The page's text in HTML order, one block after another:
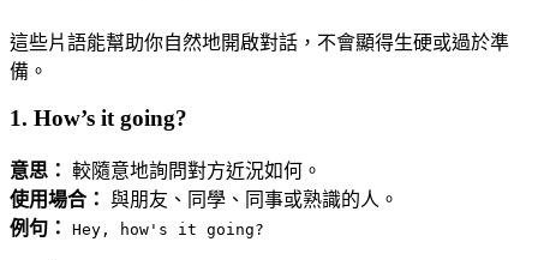
這些片語能幫助你自然地開啟對話，不會顯得生硬或過於準
備。
1. How’s it going?
意思： 較隨意地詢問對方近況如何。
使用場合： 與朋友、同學、同事或熟識的人。
例句：
Hey, how's it going?